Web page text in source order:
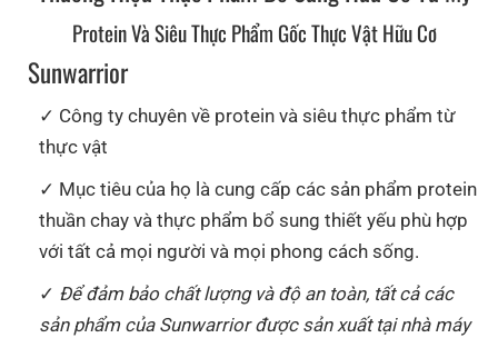
Protein Và Siêu Thực Phẩm Gốc Thực Vật Hữu Cơ
Sunwarrior
Công ty chuyên về protein và siêu thực phẩm từ
thực vật
Mục tiêu của họ là cung cấp các sản phẩm protein
thuần chay và thực phẩm bổ sung thiết yếu phù hợp
với tất cả mọi người và mọi phong cách sống.
Để đảm bảo chất lượng và độ an toàn, tất cả các
sản phẩm của Sunwarrior được sản xuất tại nhà máy